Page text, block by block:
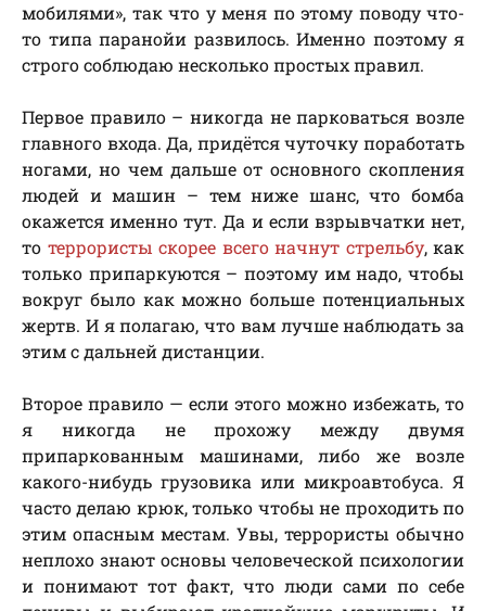
мобилями», так что у меня по этому поводу что-
то типа паранойи развилось. Именно поэтому я
строго соблюдаю несколько простых правил.
Первое правило – никогда не парковаться возле
главного входа. Да, придётся чуточку поработать
ногами, но чем дальше от основного скопления
людей и машин – тем ниже шанс, что бомба
окажется именно тут. Да и если взрывчатки нет,
то террористы скорее всего начнут стрельбу, как
только припаркуются – поэтому им надо, чтобы
вокруг было как можно больше потенциальных
жертв. И я полагаю, что вам лучше наблюдать за
этим с дальней дистанции.
Второе правило — если этого можно избежать, то
я никогда не прохожу между двумя
припаркованным машинами, либо же возле
какого-нибудь грузовика или микроавтобуса. Я
часто делаю крюк, только чтобы не проходить по
этим опасным местам. Увы, террористы обычно
неплохо знают основы человеческой психологии
и понимают тот факт, что люди сами по себе